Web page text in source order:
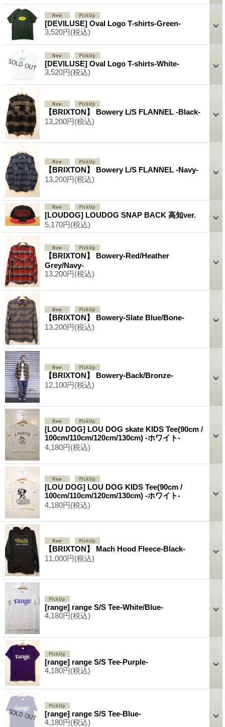
[DEVILUSE] Oval Logo T-shirts-Green-
3,520円(税込)
[DEVILUSE] Oval Logo T-shirts-White-
3,520円(税込)
【BRIXTON】 Bowery L/S FLANNEL -Black-
13,200円(税込)
【BRIXTON】 Bowery L/S FLANNEL -Navy-
13,200円(税込)
[LOUDOG] LOUDOG SNAP BACK 高知ver.
5,170円(税込)
【BRIXTON】 Bowery-Red/Heather
Grey/Navy-
13,200円(税込)
【BRIXTON】 Bowery-Slate Blue/Bone-
13,200円(税込)
【BRIXTON】 Bowery-Back/Bronze-
12,100円(税込)
[LOU DOG] LOU DOG skate KIDS Tee(90cm /
100cm/110cm/120cm/130cm) -ホワイト-
4,180円(税込)
[LOU DOG] LOU DOG KIDS Tee(90cm /
100cm/110cm/120cm/130cm) -ホワイト-
4,180円(税込)
【BRIXTON】 Mach Hood Fleece-Black-
11,000円(税込)
[range] range S/S Tee-White/Blue-
4,180円(税込)
[range] range S/S Tee-Purple-
4,180円(税込)
[range] range S/S Tee-Blue-
4,180円(税込)